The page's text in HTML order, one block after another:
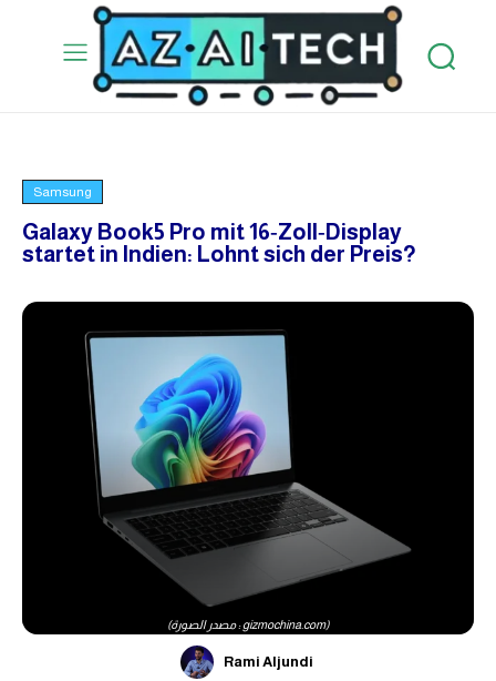
Samsung
Galaxy Book5 Pro mit 16‑Zoll‑Display
startet in Indien: Lohnt sich der Preis?
(مصدر الصورة : gizmochina.com)
Rami Aljundi